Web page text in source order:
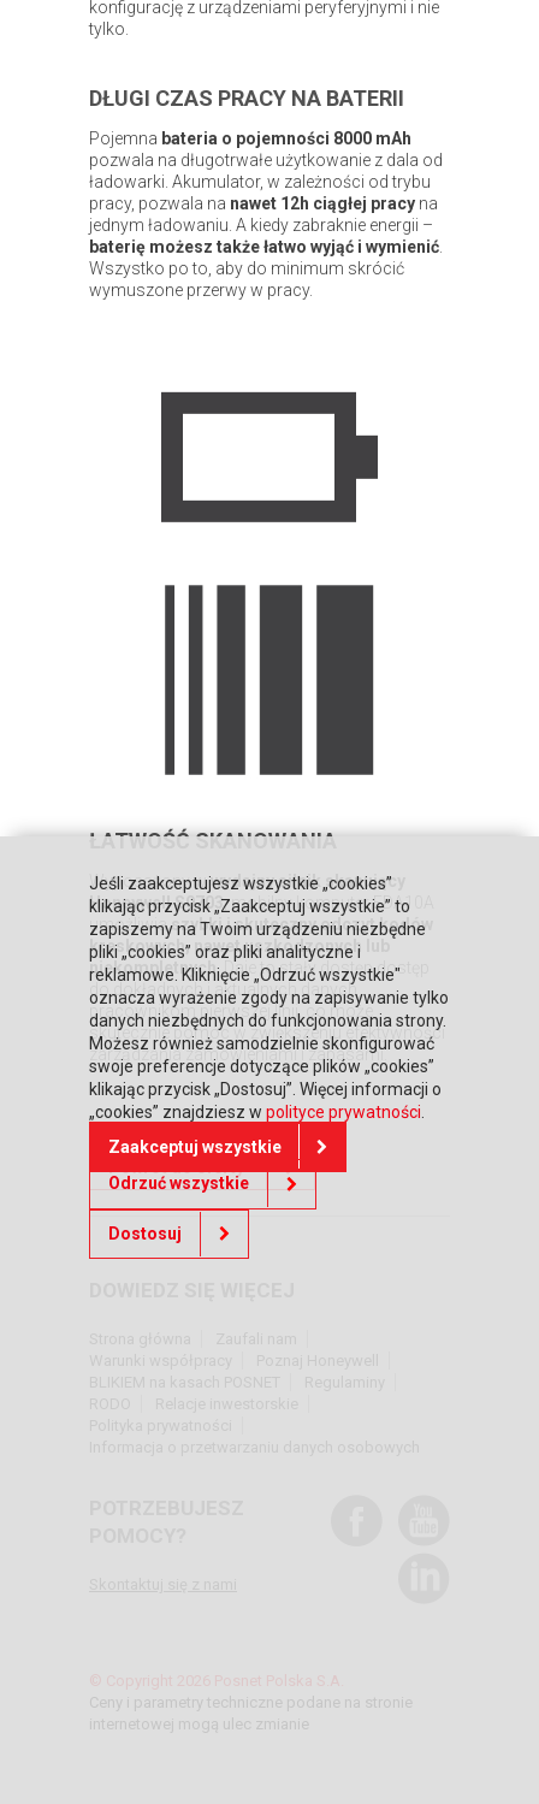
konfigurację z urządzeniami peryferyjnymi i nie
tylko.
DŁUGI CZAS PRACY NA BATERII
Pojemna bateria o pojemności 8000 mAh
pozwala na długotrwałe użytkowanie z dala od
ładowarki. Akumulator, w zależności od trybu
pracy, pozwala na nawet 12h ciągłej pracy na
jednym ładowaniu. A kiedy zabraknie energii –
baterię możesz także łatwo wyjąć i wymienić
Wszystko po to, aby do minimum skrócić
wymuszone przerwy w pracy.
ŁATWOŚĆ SKANOWANIA
Wyposażony wwydajny silnik skanujący
Honeywell S0703, mobilny komputer EDA10A
umożliwiaszybki i skuteczny odczyt kodów
kreskowych, nawet uszkodzonych lub
niekompletnych. Daje to stały dostęp dostęp
do dokładnych i aktualnych danych
pracownikom pierwszej linii, co może
skutecznie pomóc w zwiększeniu efektywności
zarządzania zamówieniami i zapasami.
Ceny i parametry techniczne podane na stronie
internetowej mogą ulec zmianie
Jeśli zaakceptujesz wszystkie „cookies”
klikając przycisk „Zaakceptuj wszystkie” to
zapiszemy na Twoim urządzeniu niezbędne
pliki „cookies” oraz pliki analityczne i
reklamowe. Kliknięcie „Odrzuć wszystkie"
oznacza wyrażenie zgody na zapisywanie tylko
danych niezbędnych do funkcjonowania strony.
Możesz również samodzielnie skonfigurować
swoje preferencje dotyczące plików „cookies”
klikając przycisk „Dostosuj”. Więcej informacji o
„cookies” znajdziesz w polityce prywatności
Zaakceptuj wszystkie
Odrzuć wszystkie
Dostosuj